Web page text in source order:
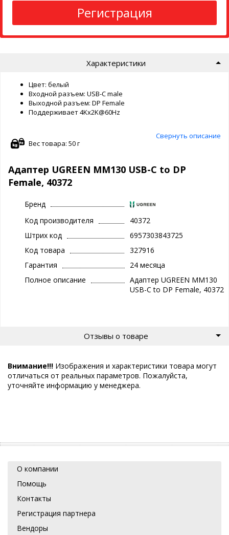
Регистрация
Характеристики
Цвет: белый
Входной разъем: USB-C male
Выходной разъем: DP Female
Поддерживает 4Kx2K@60Hz
Свернуть описание
Вес товара: 50 г
Адаптер UGREEN MM130 USB-C to DP
Female, 40372
Бренд
Код производителя
40372
Штрих код
6957303843725
Код товара
327916
Гарантия
24 месяца
Полное описание
Адаптер UGREEN MM130
USB-C to DP Female, 40372
Отзывы о товаре
Внимание!!! Изображения и характеристики товара могут
отличаться от реальных параметров. Пожалуйста,
уточняйте информацию у менеджера.
О компании
Помощь
Контакты
Регистрация партнера
Вендоры